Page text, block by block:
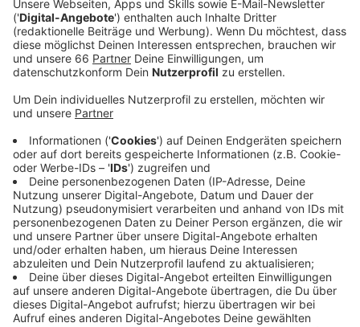
Kategorien unterstützen, auch mit Untertiteln bei
einzelnen Bildern. Andere Programme gehen aber noch
weiter und löschen Fotos, die doppelt sind oder
sortieren bei mehreren ähnlichen Bildern die
Beispiel die App"Photo Cleaner"
Anzeige
Fotos sortieren wie bei Tinder
Anzeige
Für das Android-System gibt es eine ähnliche App,
namens"Photo Cleaner - Fotoreiniger"oder auch
"Duplicate Photo Cleaner". Beide sind kostenlos, bei